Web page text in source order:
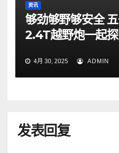
资讯
够劲够野够安全
2.4T越野炮一起
4月 30, 2025 ADMIN
发表回复